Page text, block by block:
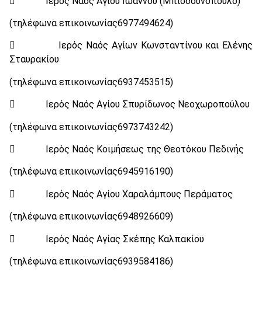
(τηλέφωνα επικοινωνίας6977494624)
 Ιερός Ναός Αγίων Κωνσταντίνου και Ελένης
Σταυρακίου
(τηλέφωνα επικοινωνίας6937453515)
 Ιερός Ναός Αγίου Σπυρίδωνος Νεοχωροπούλου
(τηλέφωνα επικοινωνίας6973743242)
 Ιερός Ναός Κοιμήσεως της Θεοτόκου Πεδινής
(τηλέφωνα επικοινωνίας6945916190)
 Ιερός Ναός Αγίου Χαραλάμπους Περάματος
(τηλέφωνα επικοινωνίας6948926609)
 Ιερός Ναός Αγίας Σκέπης Καλπακίου
(τηλέφωνα επικοινωνίας6939584186)